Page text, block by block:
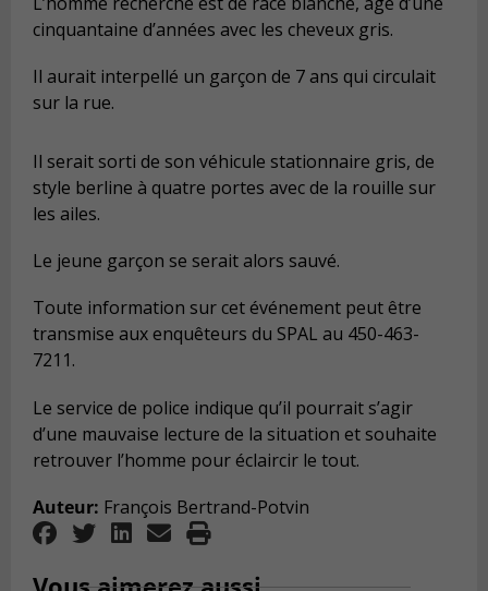
cinquantaine d’années avec les cheveux gris.
Il aurait interpellé un garçon de 7 ans qui circulait
sur la rue.
Il serait sorti de son véhicule stationnaire gris, de
style berline à quatre portes avec de la rouille sur
les ailes.
Le jeune garçon se serait alors sauvé.
Toute information sur cet événement peut être
transmise aux enquêteurs du SPAL au 450-463-
7211.
Le service de police indique qu’il pourrait s’agir
d’une mauvaise lecture de la situation et souhaite
retrouver l’homme pour éclaircir le tout.
Auteur: François Bertrand-Potvin